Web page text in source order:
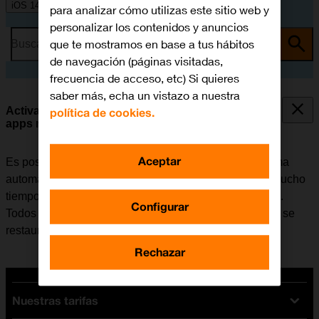
iOS 14.1
Busca por problema o tema
Activar o desactivar la eliminación automática de
apps no utilizadas
Es posible configurar el móvil para que elimine de forma
automática las apps que no se han utilizado durante mucho
tiempo y así liberar espacio en la memoria del teléfono.
Todos los ajustes de las apps y los datos se guardan y se
restauran al volver a instalar la app de App Store.
Nuestras tarifas
para analizar cómo utilizas este sitio web y
personalizar los contenidos y anuncios
que te mostramos en base a tus hábitos
de navegación (páginas visitadas,
frecuencia de acceso, etc) Si quieres
saber más, echa un vistazo a nuestra
política de cookies.
Configurar
Rechazar
Aceptar